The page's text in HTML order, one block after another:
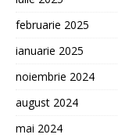
februarie 2025
ianuarie 2025
noiembrie 2024
august 2024
mai 2024